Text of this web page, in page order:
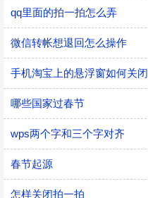
qq里面的拍一拍怎么弄
微信转帐想退回怎么操作
手机淘宝上的悬浮窗如何关闭
哪些国家过春节
wps两个字和三个字对齐
春节起源
怎样关闭拍一拍